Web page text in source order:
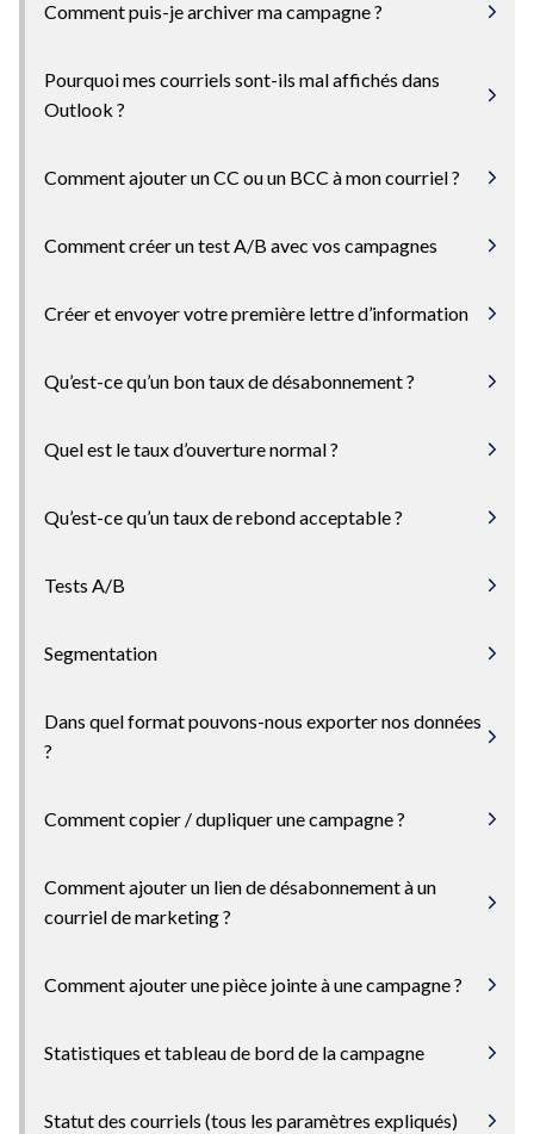
Comment puis-je archiver ma campagne ?
Pourquoi mes courriels sont-ils mal affichés dans
Outlook ?
Comment ajouter un CC ou un BCC à mon courriel ?
Comment créer un test A/B avec vos campagnes
Créer et envoyer votre première lettre d’information
Qu’est-ce qu’un bon taux de désabonnement ?
Quel est le taux d’ouverture normal ?
Qu’est-ce qu’un taux de rebond acceptable ?
Tests A/B
Segmentation
Dans quel format pouvons-nous exporter nos données
?
Comment copier / dupliquer une campagne ?
Comment ajouter un lien de désabonnement à un
courriel de marketing ?
Comment ajouter une pièce jointe à une campagne ?
Statistiques et tableau de bord de la campagne
Statut des courriels (tous les paramètres expliqués)